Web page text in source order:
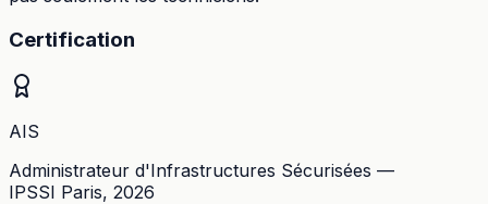
Certification
AIS
Administrateur d'Infrastructures Sécurisées —
IPSSI Paris, 2026